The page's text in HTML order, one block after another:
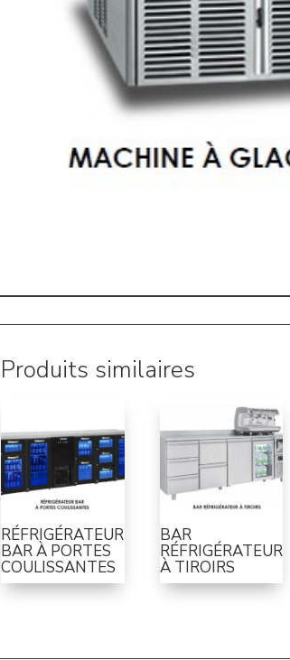
Produits similaires
RÉFRIGÉRATEUR
BAR À PORTES
COULISSANTES
BAR
RÉFRIGÉRATEUR
À TIROIRS